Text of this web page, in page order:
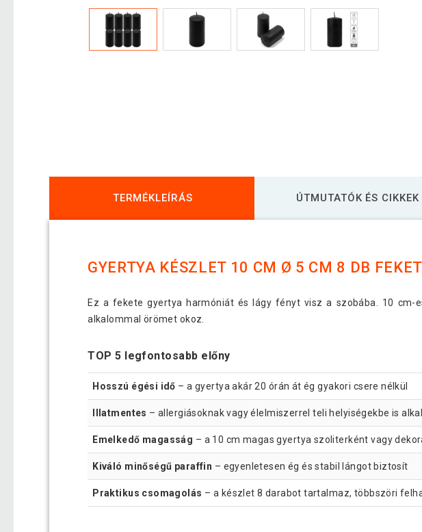
TERMÉKLEÍRÁS ÚTMUTATÓK ÉS CIKKEK
GYERTYA KÉSZLET 10 CM Ø 5 CM 8 DB
Ez a fekete gyertya harmóniát és lágy fényt visz a szobába. 10 cm-
alkalommal örömet okoz.
TOP 5 legfontosabb előny
Hosszú égési idő – a gyertya akár 20 órán át ég gyakori csere nélkül
Illatmentes – allergiásoknak vagy élelmiszerrel teli helyiségekbe is
Emelkedő magasság – a 10 cm magas gyertya szoliterként vagy
Kiváló minőségű paraffin – egyenletesen ég és stabil lángot biztosít
Praktikus csomagolás – a készlet 8 darabot tartalmaz, többszöri